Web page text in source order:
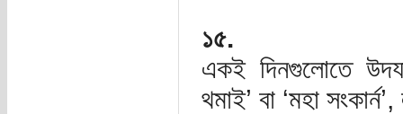
১৫.
একই দিনগুলোতে
থমাই’ বা ‘মহা